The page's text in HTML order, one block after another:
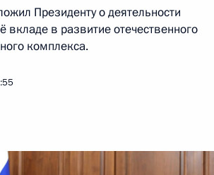
Президенту о деятельности
вкладе в развитие отечественного
комплекса.